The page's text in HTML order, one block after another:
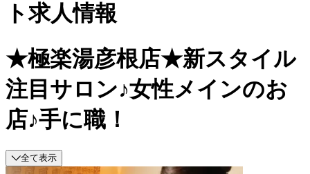
ト求人情報
★極楽湯彦根店★新スタイル
注目サロン♪女性メインのお
店♪手に職！
全て表示